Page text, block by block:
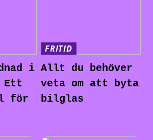
i
Ett
för
FRITID
Allt du behöver
veta om att byta
bilglas